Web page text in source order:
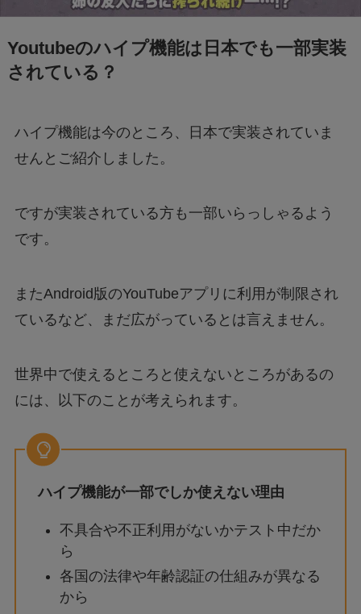
Youtubeのハイプ機能は日本でも一部実装
されている？
ハイプ機能は今のところ、日本で実装されていま
せんとご紹介しました。
ですが実装されている方も一部いらっしゃるよう
です。
またAndroid版のYouTubeアプリに利用が制限され
ているなど、まだ広がっているとは言えません。
世界中で使えるところと使えないところがあるの
には、以下のことが考えられます。
ハイプ機能が一部でしか使えない理由
不具合や不正利用がないかテスト中だか
ら
各国の法律や年齢認証の仕組みが異なる
から